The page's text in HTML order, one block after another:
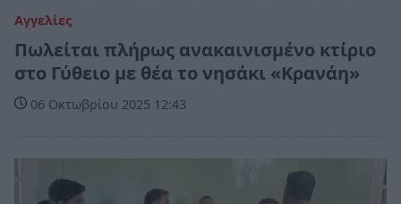
Αγγελίες
Πωλείται πλήρως ανακαινισμένο κτίριο
στο Γύθειο με θέα το νησάκι «Κρανάη»
06 Οκτωβρίου 2025 12:43